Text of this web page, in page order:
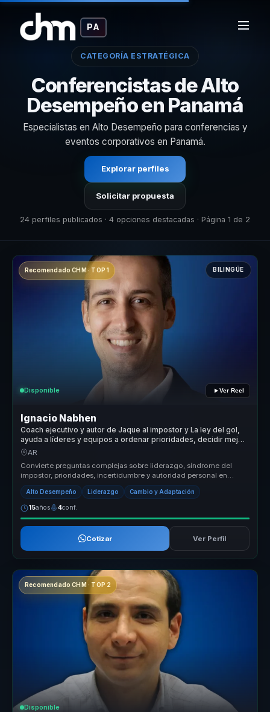
PA
CATEGORÍA ESTRATÉGICA
Conferencistas de Alto
Desempeño en Panamá
Especialistas en Alto Desempeño para conferencias y
eventos corporativos en Panamá.
Explorar perfiles
Solicitar propuesta
24 perfiles publicados · 4 opciones destacadas · Página 1 de 2
Recomendado CHM · TOP 1 BILINGÜE
Disponible Ver Reel
Ignacio Nabhen
Coach ejecutivo y autor de Jaque al impostor y La ley del gol,
ayuda a líderes y equipos a ordenar prioridades, decidir mejor
y avanzar con claridad en contextos inciertos.
AR
Convierte preguntas complejas sobre liderazgo, síndrome del
impostor, prioridades, incertidumbre y autoridad personal en
conversaciones c...
Alto Desempeño Liderazgo Cambio y Adaptación
15años 4conf.
Cotizar Ver Perfil
Recomendado CHM · TOP 2
Disponible